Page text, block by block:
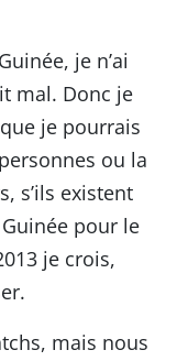
je n’ai
mal. Donc je
je pourrais
ou la
s’ils existent
pour le
je crois,
mais nous